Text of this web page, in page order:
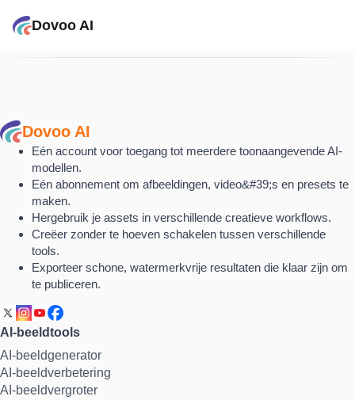
Dovoo AI
Dovoo AI
Eén account voor toegang tot meerdere toonaangevende AI-
modellen.
Eén abonnement om afbeeldingen, video&#39;s en presets te
maken.
Hergebruik je assets in verschillende creatieve workflows.
Creëer zonder te hoeven schakelen tussen verschillende
tools.
Exporteer schone, watermerkvrije resultaten die klaar zijn om
te publiceren.
AI-beeldtools
AI-beeldgenerator
AI-beeldverbetering
AI-beeldvergroter